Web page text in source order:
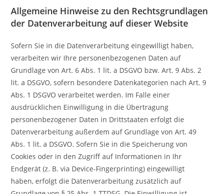
Allgemeine Hinweise zu den Rechtsgrundlagen
der Datenverarbeitung auf dieser Website
Sofern Sie in die Datenverarbeitung eingewilligt haben,
verarbeiten wir Ihre personenbezogenen Daten auf
Grundlage von Art. 6 Abs. 1 lit. a DSGVO bzw. Art. 9 Abs. 2
lit. a DSGVO, sofern besondere Datenkategorien nach Art. 9
Abs. 1 DSGVO verarbeitet werden. Im Falle einer
ausdrücklichen Einwilligung in die Übertragung
personenbezogener Daten in Drittstaaten erfolgt die
Datenverarbeitung außerdem auf Grundlage von Art. 49
Abs. 1 lit. a DSGVO. Sofern Sie in die Speicherung von
Cookies oder in den Zugriff auf Informationen in Ihr
Endgerät (z. B. via Device-Fingerprinting) eingewilligt
haben, erfolgt die Datenverarbeitung zusätzlich auf